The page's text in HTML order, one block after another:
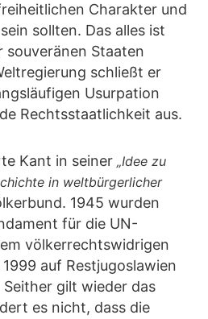
Charakter und
sollten. Das alles ist
souveränen Staaten
schließt er
Usurpation
Rechtsstaatlichkeit aus.
Kant in seiner „Idee zu
in weltbürgerlicher
1945 wurden
für die UN-
völkerrechtswidrigen
auf Restjugoslawien
gilt wieder das
es nicht, dass die